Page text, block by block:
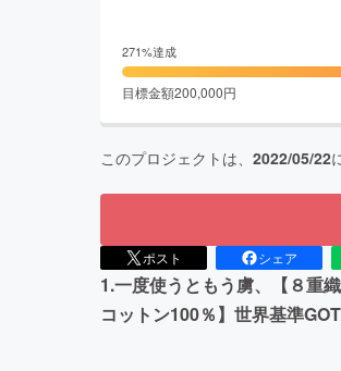
271%達成
目標金額200,000円
このプロジェクトは、 2022/05/22
ポスト シェア
1.一度使うともう虜、【８重
コットン100％】世界基準